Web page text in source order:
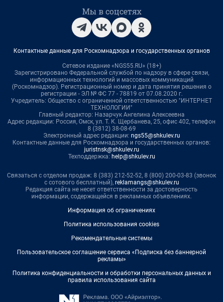
Мы в соцсетях
Контактные данные для Роскомнадзора и государственных органов
Сетевое издание «NGS55.RU» (18+)
Зарегистрировано Федеральной службой по надзору в сфере связи,
информационных технологий и массовых коммуникаций
(Роскомнадзор). Регистрационный номер и дата принятия решения о
регистрации - ЭЛ № ФС 77 - 78819 от 07.08.2020 г.
Учредитель: Общество с ограниченной ответственностью "ИНТЕРНЕТ
ТЕХНОЛОГИИ"
Главный редактор: Назарчук Ангелина Алексеевна
Адрес редакции: Россия, Омск, ул. Т. К. Щербанева, 25, офис 402, телефон
8 (3812) 38-08-69
Электронный адрес редакции: ngs55@shkulev.ru
Контактные данные для Роскомнадзора и государственных органов:
juristnsk@shkulev.ru
Техподдержка: help@shkulev.ru
Связаться с отделом продаж: 8 (383) 212-52-52, 8 (800) 200-03-83 (звонок
с сотового бесплатный), reklamangs@shkulev.ru
Редакция сайта не несет ответственности за достоверность
информации, содержащейся в рекламных объявлениях.
Информация об ограничениях
Политика использования cookies
Рекомендательные системы
Пользовательское соглашение сервиса «Подписка без баннерной
рекламы»
Политика конфиденциальности и обработки персональных данных и
правила использования сайта